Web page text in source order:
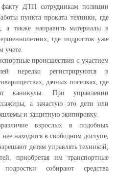
ДТП сотрудникам полиции
пункта проката техники, где
а также направить материалы в
где подросток уже
учете.
происшествия с участием
нередко регистрируются в
дачных поселках, где
каникулы. При управлении
а зачастую это дети или
и защитную экипировку.
взрослых в подобных
находятся в свободном доступе,
детям управлять техникой,
приобретая им транспортные
собирают средства